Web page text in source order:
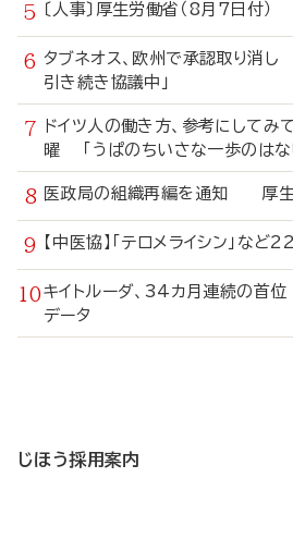
〔人事〕厚生労働省（8月7日付
タブネオス、欧州で承認取り消
引き続き協議中」
ドイツ人の働き方、参考にし
曜 「うぱのちいさな一歩のはなし
医政局の組織再編を通知 厚生
【中医協】「テロメライシン」な
キイトルーダ、34カ月連続の首
データ
じほう採用案内